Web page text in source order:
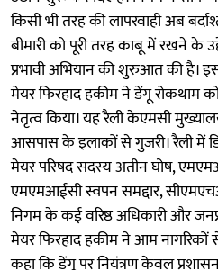
किसी भी तरह की लापरवाही अब
बीमारी को पूरी तरह काबू में रखने
प्रभावी अभियान की शुरुआत की है।
मेयर फिरहाद हकीम ने डेंगू रोकथाम
नेतृत्व किया। यह रैली केएमसी
आसपास के इलाकों से गुजरी। रैली में
मेयर परिषद सदस्य अतीन घोष,
एमएमआईसी स्वपन समद्दार,
निगम के कई वरिष्ठ अधिकारी और
मेयर फिरहाद हकीम ने आम
कहा कि डेंगू पर नियंत्रण केवल